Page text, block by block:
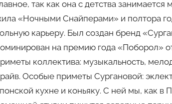
и
так как она с детства
«Ночными Снайперами» и полтора
карьеру. Был создан бренд
на премию года «Поборол»
коллектива: музыкальность,
Особые приметы Сургановой:
кухне и коньяку. С ней мы, как